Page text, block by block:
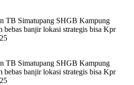
TB Simatupang SHGB Kampung
bebas banjir lokasi strategis bisa Kpr
TB Simatupang SHGB Kampung
bebas banjir lokasi strategis bisa Kpr